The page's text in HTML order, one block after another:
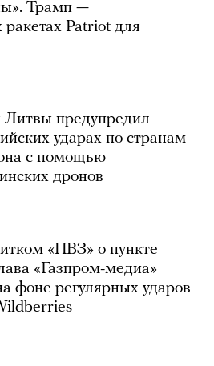
Трамп —
Patriot для
предупредил
ударах по странам
с помощью
дронов
«ПВЗ» о пункте
«Газпром-медиа»
фоне регулярных ударов